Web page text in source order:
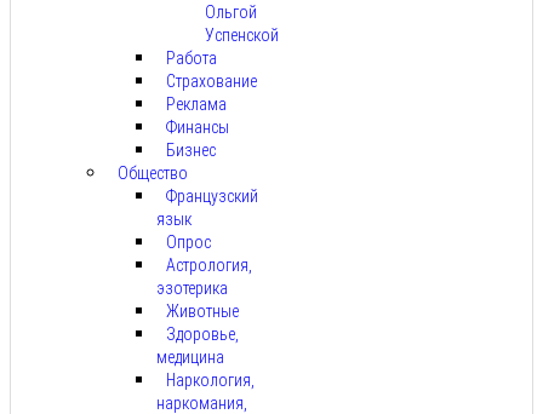
Ольгой
Успенской
Работа
Страхование
Реклама
Финансы
Бизнес
Общество
Французский
язык
Опрос
Астрология,
эзотерика
Животные
Здоровье,
медицина
Наркология,
наркомания,